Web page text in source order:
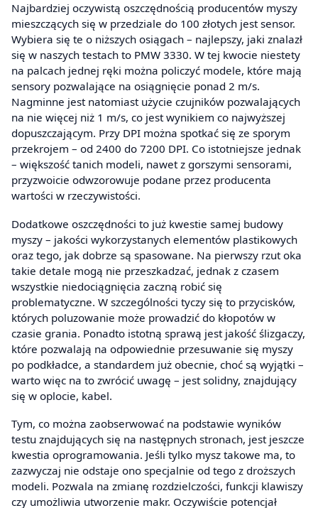
Najbardziej oczywistą oszczędnością producentów myszy
mieszczących się w przedziale do 100 złotych jest sensor.
Wybiera się te o niższych osiągach – najlepszy, jaki znalazł
się w naszych testach to PMW 3330. W tej kwocie niestety
na palcach jednej ręki można policzyć modele, które mają
sensory pozwalające na osiągnięcie ponad 2 m/s.
Nagminne jest natomiast użycie czujników pozwalających
na nie więcej niż 1 m/s, co jest wynikiem co najwyższej
dopuszczającym. Przy DPI można spotkać się ze sporym
przekrojem – od 2400 do 7200 DPI. Co istotniejsze jednak
– większość tanich modeli, nawet z gorszymi sensorami,
przyzwoicie odwzorowuje podane przez producenta
wartości w rzeczywistości.
Dodatkowe oszczędności to już kwestie samej budowy
myszy – jakości wykorzystanych elementów plastikowych
oraz tego, jak dobrze są spasowane. Na pierwszy rzut oka
takie detale mogą nie przeszkadzać, jednak z czasem
wszystkie niedociągnięcia zaczną robić się
problematyczne. W szczególności tyczy się to przycisków,
których poluzowanie może prowadzić do kłopotów w
czasie grania. Ponadto istotną sprawą jest jakość ślizgaczy,
które pozwalają na odpowiednie przesuwanie się myszy
po podkładce, a standardem już obecnie, choć są wyjątki –
warto więc na to zwrócić uwagę – jest solidny, znajdujący
się w oplocie, kabel.
Tym, co można zaobserwować na podstawie wyników
testu znajdujących się na następnych stronach, jest jeszcze
kwestia oprogramowania. Jeśli tylko mysz takowe ma, to
zazwyczaj nie odstaje ono specjalnie od tego z droższych
modeli. Pozwala na zmianę rozdzielczości, funkcji klawiszy
czy umożliwia utworzenie makr. Oczywiście potencjał